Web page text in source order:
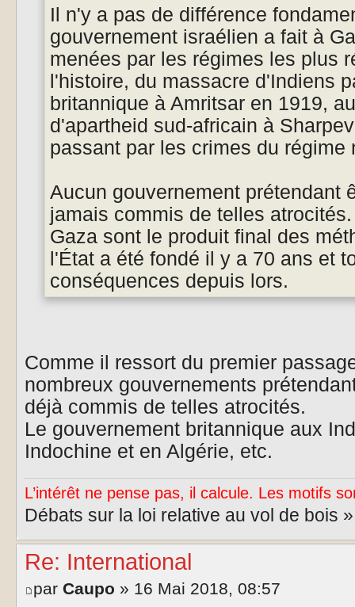
Il n'y a pas de différence
gouvernement israélien a fait à
menées par les régimes les plus
l'histoire, du massacre d'Indiens
britannique à Amritsar en 1919,
d'apartheid sud-africain à
passant par les crimes du régime
Aucun gouvernement prétendant
jamais commis de telles
Gaza sont le produit final des
l'État a été fondé il y a 70 ans et
conséquences depuis lors.
Comme il ressort du premier
nombreux gouvernements
déjà commis de telles atrocités.
Le gouvernement britannique aux
Indochine et en Algérie, etc.
L’intérêt ne pense pas, il calcule. Les motifs
Débats sur la loi relative au vol de bois
Re: International
par Caupo » 16 Mai 2018, 08:57